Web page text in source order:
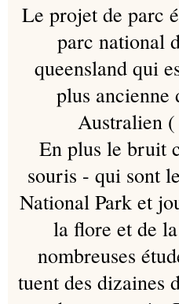
Le projet de parc
parc national
queensland qui
plus
Australien
En plus le bruit
souris - qui sont
National Park et
la flore et de
nombreuses
tuent des dizaines